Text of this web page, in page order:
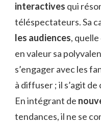
interactives qui
téléspectateurs. Sa
les audiences,
en valeur sa
s’engager avec les
à diffuser ; il s’agit
En intégrant de
tendances, il ne se